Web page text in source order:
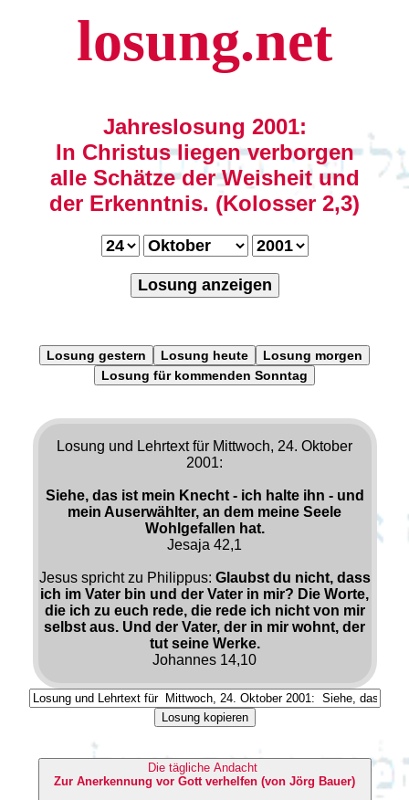
losung.net
Jahreslosung 2001:
In Christus liegen verborgen
alle Schätze der Weisheit und
der Erkenntnis. (Kolosser 2,3)
Losung anzeigen
Losung gestern Losung heute
Losung morgen
Losung für kommenden Sonntag
Losung und Lehrtext für Mittwoch, 24. Oktober
2001:
Siehe, das ist mein Knecht - ich halte ihn - und
mein Auserwählter, an dem meine Seele
Wohlgefallen hat.
Jesaja 42,1
Jesus spricht zu Philippus: Glaubst du nicht, dass
ich im Vater bin und der Vater in mir? Die Worte,
die ich zu euch rede, die rede ich nicht von mir
selbst aus. Und der Vater, der in mir wohnt, der
tut seine Werke.
Johannes 14,10
Losung kopieren
Die tägliche Andacht
Zur Anerkennung vor Gott verhelfen (von Jörg Bauer)